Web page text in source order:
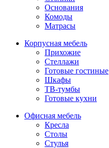
Основания
Комоды
Матрасы
Корпусная мебель
Прихожие
Стеллажи
Готовые гостиные
Шкафы
ТВ-тумбы
Готовые кухни
Офисная мебель
Кресла
Столы
Стулья